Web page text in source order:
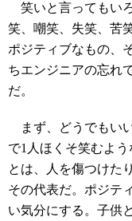
笑いと言ってもい
笑、嘲笑、失笑、苦
ポジティブなもの、
ちエンジニアの忘れ
だ。
まず、どうでもい
で1人ほくそ笑むよ
とは、人を傷つけた
その代表だ。ポジテ
い気分にする。子供